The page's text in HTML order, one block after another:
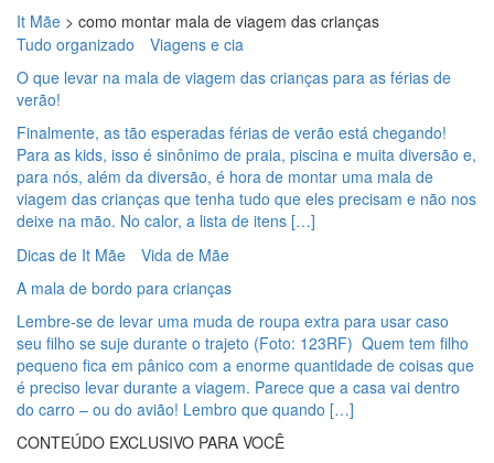
It Mãe > como montar mala de viagem das crianças
Tudo organizado
Viagens e cia
O que levar na mala de viagem das crianças para as férias de
verão!
Finalmente, as tão esperadas férias de verão está chegando!
Para as kids, isso é sinônimo de praia, piscina e muita diversão e,
para nós, além da diversão, é hora de montar uma mala de
viagem das crianças que tenha tudo que eles precisam e não nos
deixe na mão. No calor, a lista de itens […]
Dicas de It Mãe
Vida de Mãe
A mala de bordo para crianças
Lembre-se de levar uma muda de roupa extra para usar caso
seu filho se suje durante o trajeto (Foto: 123RF) Quem tem filho
pequeno fica em pânico com a enorme quantidade de coisas que
é preciso levar durante a viagem. Parece que a casa vai dentro
do carro – ou do avião! Lembro que quando […]
CONTEÚDO EXCLUSIVO PARA VOCÊ